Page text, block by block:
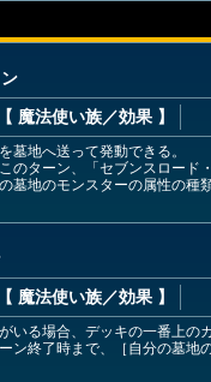
【 魔法使い族／効果 】
墓地へ送って発動できる。
のターン、「セブンスロー
墓地のモンスターの属性の種
【 魔法使い族／効果 】
いる場合、デッキの一番上の
ン終了時まで、［自分の墓地